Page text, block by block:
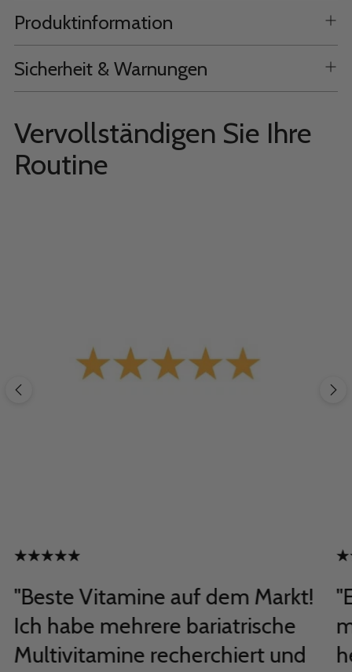
Produktinformation
Sicherheit & Warnungen
Vervollständigen Sie Ihre
Routine
"Beste Vitamine auf dem Markt!
Ich habe mehrere bariatrische
Multivitamine recherchiert und